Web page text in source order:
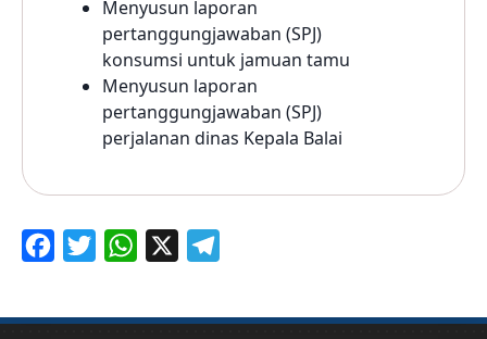
Menyusun laporan
pertanggungjawaban (SPJ)
konsumsi untuk jamuan tamu
Menyusun laporan
pertanggungjawaban (SPJ)
perjalanan dinas Kepala Balai